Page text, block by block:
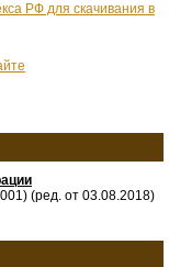
РФ для скачивания в
(ред. от 03.08.2018)